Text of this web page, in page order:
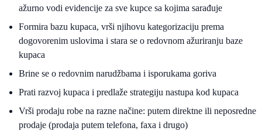
ažurno vodi evidencije za sve kupce sa kojima sarađuje
Formira bazu kupaca, vrši njihovu kategorizaciju prema
dogovorenim uslovima i stara se o redovnom ažuriranju baze
kupaca
Brine se o redovnim narudžbama i isporukama goriva
Prati razvoj kupaca i predlaže strategiju nastupa kod kupaca
Vrši prodaju robe na razne načine: putem direktne ili neposredne
prodaje (prodaja putem telefona, faxa i drugo)